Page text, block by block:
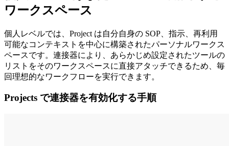
ワークスペース
個人レベルでは、Project は自分自身の SOP、指示、再利用
可能なコンテキストを中心に構築されたパーソナルワークス
ペースです。連接器により、あらかじめ設定されたツールの
リストをそのワークスペースに直接アタッチできるため、毎
回理想的なワークフローを実行できます。
Projects で連接器を有効化する手順